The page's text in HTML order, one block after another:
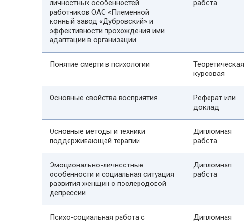
личностных особенностей
работников ОАО «Племенной
конный завод «Дубровский» и
эффективности прохождения ими
адаптации в организации.
работа
Понятие смерти в психологии
Теоретическая
курсовая
Основные свойства восприятия
Реферат или
доклад
Основные методы и техники
поддерживающей терапии
Дипломная
работа
Эмоционально-личностные
особенности и социальная ситуация
развития женщин с послеродовой
депрессии
Дипломная
работа
Психо-социальная работа с
Дипломная